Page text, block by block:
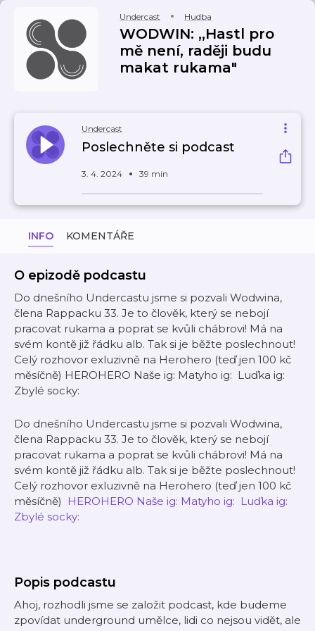
Undercast Hudba
WODWIN: ,,Hastl pro
mě není, raději budu
makat rukama"
Undercast
Poslechněte si podcast
3. 4. 2024 39 min
INFO KOMENTÁŘE
O epizodě podcastu
Do dnešního Undercastu jsme si pozvali Wodwina,
člena Rappacku 33. Je to člověk, který se nebojí
pracovat rukama a poprat se kvůli chábrovi! Má na
svém kontě již řádku alb. Tak si je běžte poslechnout!
Celý rozhovor exluzivně na ⁠Herohero⁠ (teď jen 100 kč
měsíčně) ⁠⁠HEROHERO⁠ ⁠⁠⁠⁠⁠Naše ig⁠⁠⁠: ⁠⁠⁠Matyho ig:⁠⁠⁠ ⁠⁠⁠ ⁠⁠⁠⁠⁠⁠Luďka ig⁠⁠⁠:
⁠⁠⁠Zbylé socky⁠⁠⁠:
Do dnešního Undercastu jsme si pozvali Wodwina,
člena Rappacku 33. Je to člověk, který se nebojí
pracovat rukama a poprat se kvůli chábrovi! Má na
svém kontě již řádku alb. Tak si je běžte poslechnout!
Celý rozhovor exluzivně na ⁠Herohero⁠ (teď jen 100 kč
měsíčně) ⁠⁠
HEROHERO⁠ ⁠⁠⁠⁠⁠Naše ig⁠⁠⁠: ⁠⁠⁠Matyho ig:⁠⁠⁠ ⁠⁠⁠ ⁠⁠⁠⁠⁠⁠Luďka ig⁠⁠⁠:
⁠⁠⁠Zbylé socky⁠⁠⁠:
Popis podcastu
Ahoj, rozhodli jsme se založit podcast, kde budeme
zpovídat underground umělce, lidi co nejsou vidět, ale